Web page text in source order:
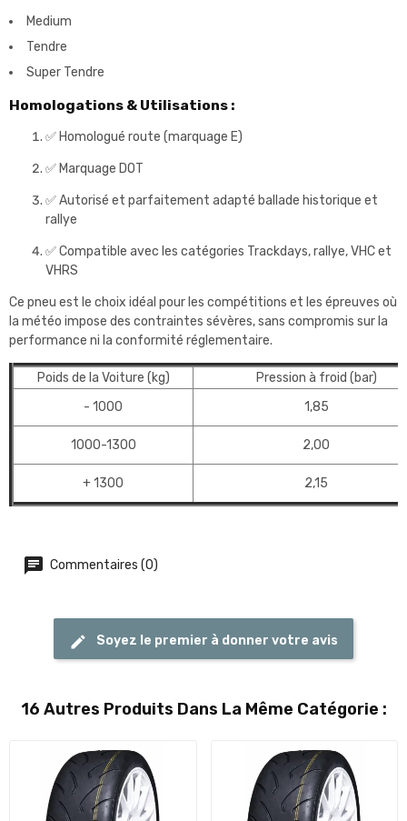
Medium
Tendre
Super Tendre
Homologations & Utilisations :
✅ Homologué route (marquage E)
✅ Marquage DOT
✅ Autorisé et parfaitement adapté ballade historique et
rallye
✅ Compatible avec les catégories Trackdays, rallye, VHC et
VHRS
Ce pneu est le choix idéal pour les compétitions et les épreuves où
la météo impose des contraintes sévères, sans compromis sur la
performance ni la conformité réglementaire.
Poids de la Voiture (kg)
Pression à froid (bar)
- 1000
1,85
1000-1300 2,00
+ 1300 2,15
Commentaires (0)
Soyez le premier à donner votre avis
16 Autres Produits Dans La Même Catégorie :